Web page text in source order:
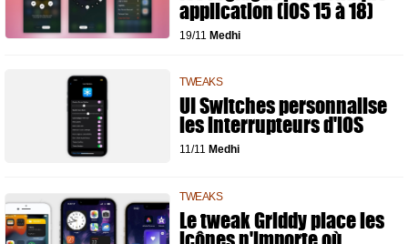
application (iOS 15 à 18)
19/11 Medhi
TWEAKS
UI Switches personnalise
les interrupteurs d'iOS
11/11 Medhi
TWEAKS
Le tweak Griddy place les